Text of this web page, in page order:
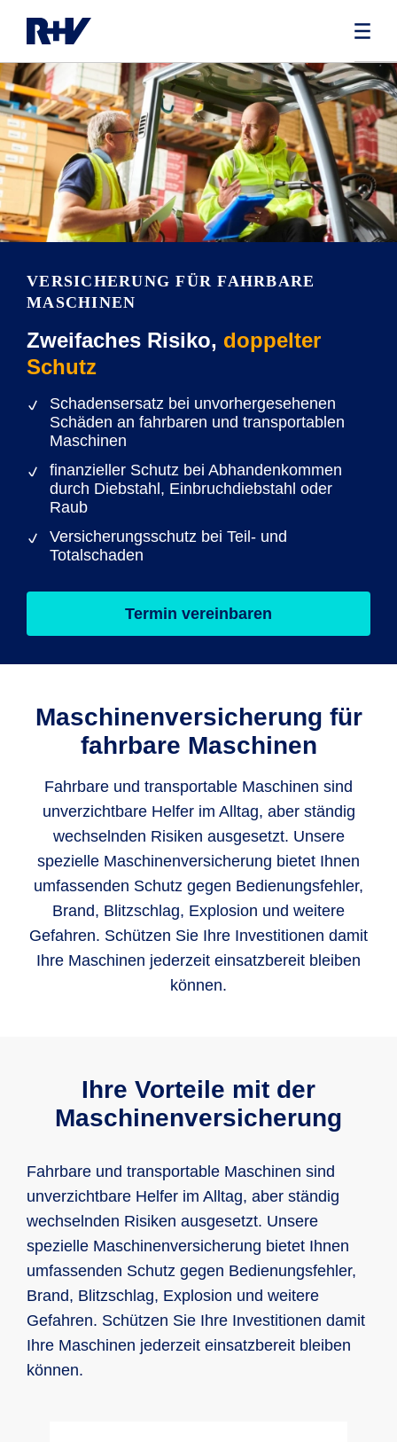
VERSICHERUNG FÜR FAHRBARE
MASCHINEN
Zweifaches Risiko, doppelter
Schutz
Schadensersatz bei unvorhergesehenen
Schäden an fahrbaren und transportablen
Maschinen
finanzieller Schutz bei Abhandenkommen
durch Diebstahl, Einbruchdiebstahl oder
Raub
Versicherungsschutz bei Teil- und
Totalschaden
Termin vereinbaren
Maschinen­versicherung für
fahrbare Maschinen
Fahrbare und transportable Maschinen sind
unverzichtbare Helfer im Alltag, aber ständig
wechselnden Risiken ausgesetzt. Unsere
spezielle Maschinenversicherung bietet Ihnen
umfassenden Schutz gegen Bedienungsfehler,
Brand, Blitzschlag, Explosion und weitere
Gefahren. Schützen Sie Ihre Investitionen damit
Ihre Maschinen jederzeit einsatzbereit bleiben
können.
Ihre Vorteile mit der
Maschinenversicherung
Fahrbare und transportable Maschinen sind
unverzichtbare Helfer im Alltag, aber ständig
wechselnden Risiken ausgesetzt. Unsere
spezielle Maschinenversicherung bietet Ihnen
umfassenden Schutz gegen Bedienungsfehler,
Brand, Blitzschlag, Explosion und weitere
Gefahren. Schützen Sie Ihre Investitionen damit
Ihre Maschinen jederzeit einsatzbereit bleiben
können.